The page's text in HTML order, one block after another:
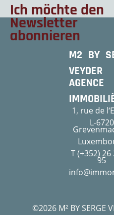
Ich möchte den
Newsletter
abonnieren
M2 BY
VEYDER
AGENCE
1, rue de
L-6720
T (+352) 26
95
©2026 M² BY SERGE